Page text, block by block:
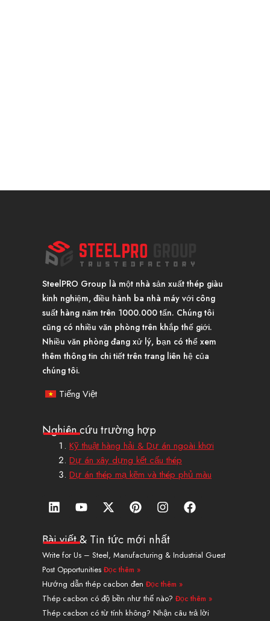
SteelPRO Group là một nhà sản xuất thép giàu
kinh nghiệm, điều hành ba nhà máy với công
suất hàng năm trên 1000.000 tấn. Chúng tôi
cũng có nhiều văn phòng trên khắp thế giới.
Nhiều văn phòng đang xử lý, bạn có thể xem
thêm thông tin chi tiết trên trang liên hệ của
chúng tôi.
Tiếng Việt
Nghiên cứu trường hợp
Kỹ thuật hàng hải & Dự án ngoài khơi
Dự án xây dựng kết cấu thép
Dự án thép mạ kẽm và thép phủ màu
L
i
k
e
d
i
n
Y
o
t
b
e
X
-
w
i
t
t
e
r
P
i
t
e
r
e
s
t
I
n
t
a
g
a
m
F
a
b
o
Bài viết & Tin tức mới nhất
Write for Us – Steel, Manufacturing & Industrial Guest
Post Opportunities Đọc thêm »
Hướng dẫn thép cacbon đen Đọc thêm »
Thép cacbon có độ bền như thế nào? Đọc thêm »
Thép cacbon có từ tính không? Nhận câu trả lời